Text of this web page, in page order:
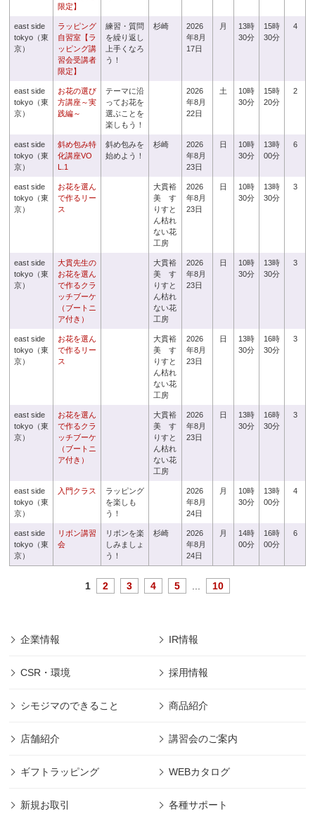
限定】
east side
tokyo（東
京）
ラッピング
自習室【ラ
ッピング講
習会受講者
限定】
練習・質問
を繰り返し
上手くなろ
う！
杉崎
2026
年8月
17日
月
13時
30分
15時
30分
4
east side
tokyo（東
京）
お花の選び
方講座～実
践編～
テーマに沿
ってお花を
選ぶことを
楽しもう！
2026
年8月
22日
土
10時
30分
15時
20分
2
east side
tokyo（東
京）
斜め包み特
化講座VO
L.1
斜め包みを
始めよう！
杉崎
2026
年8月
23日
日
10時
30分
13時
00分
6
east side
tokyo（東
京）
お花を選ん
で作るリー
ス
大貫裕
美 す
りすと
ん枯れ
ない花
工房
2026
年8月
23日
日
10時
30分
13時
30分
3
east side
tokyo（東
京）
大貫先生の
お花を選ん
で作るクラ
ッチブーケ
（ブートニ
ア付き）
大貫裕
美 す
りすと
ん枯れ
ない花
工房
2026
年8月
23日
日
10時
30分
13時
30分
3
east side
tokyo（東
京）
お花を選ん
で作るリー
ス
大貫裕
美 す
りすと
ん枯れ
ない花
工房
2026
年8月
23日
日
13時
30分
16時
30分
3
east side
tokyo（東
京）
お花を選ん
で作るクラ
ッチブーケ
（ブートニ
ア付き）
大貫裕
美 す
りすと
ん枯れ
ない花
工房
2026
年8月
23日
日
13時
30分
16時
30分
3
east side
tokyo（東
京）
入門クラス
ラッピング
を楽しも
う！
2026
年8月
24日
月
10時
30分
13時
00分
4
east side
tokyo（東
京）
リボン講習
会
リボンを楽
しみましょ
う！
杉崎
2026
年8月
24日
月
14時
00分
16時
00分
6
1 2 3 4 5 10
企業情報 IR情報
CSR・環境 採用情報
シモジマのできること 商品紹介
店舗紹介 講習会のご案内
ギフトラッピング WEBカタログ
新規お取引 各種サポート